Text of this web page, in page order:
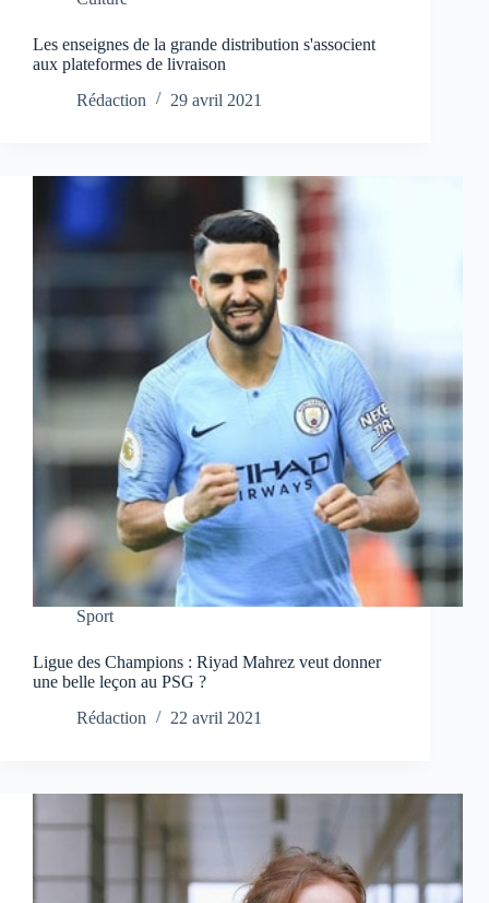
Les enseignes de la grande distribution s'associent
aux plateformes de livraison
Rédaction
29 avril 2021
Sport
Ligue des Champions : Riyad Mahrez veut donner
une belle leçon au PSG ?
Rédaction
22 avril 2021